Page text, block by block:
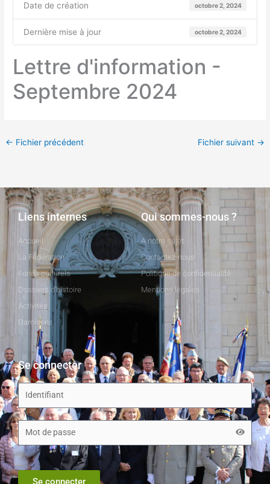
Date de création octobre 2, 2024
Dernière mise à jour octobre 2, 2024
Lettre d'information -
Septembre 2024
← Fichier précédent Fichier suivant →
Liens internes
Accueil
La Fédération
Fonds culturels
Dossiers d'histoire
Activités
Garnisons
Qui sommes-nous ?
A notre sujet
Contactez-nous
Politique de confidentialité
Mentions légales
Se connecter
Se connecter